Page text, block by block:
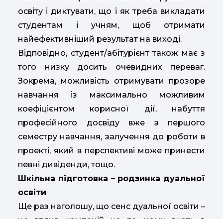
освіту і диктувати, що і як треба викладати
студентам і учням, щоб отримати
найефективніший результат на виході.
Відповідно, студент/абітурієнт також має з
того низку досить очевидних переваг.
Зокрема, можливість отримувати прозоре
навчання із максимально можливим
коефіцієнтом корисної дії, набуття
професійного досвіду вже з першого
семестру навчання, залучення до роботи в
проекті, який в перспективі може принести
певні дивіденди, тощо.
Шкільна підготовка – родзинка дуальної
освіти
Ще раз наголошу, що сенс дуальної освіти –